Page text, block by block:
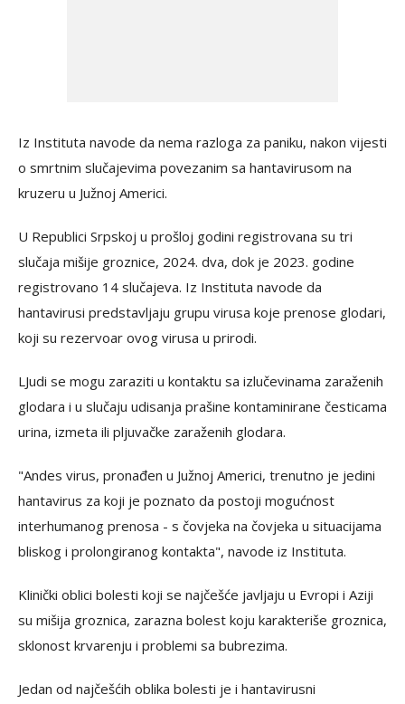
Iz Instituta navode da nema razloga za paniku, nakon vijesti
o smrtnim slučajevima povezanim sa hantavirusom na
kruzeru u Južnoj Americi.
U Republici Srpskoj u prošloj godini registrovana su tri
slučaja mišije groznice, 2024. dva, dok je 2023. godine
registrovano 14 slučajeva. Iz Instituta navode da
hantavirusi predstavljaju grupu virusa koje prenose glodari,
koji su rezervoar ovog virusa u prirodi.
LJudi se mogu zaraziti u kontaktu sa izlučevinama zaraženih
glodara i u slučaju udisanja prašine kontaminirane česticama
urina, izmeta ili pljuvačke zaraženih glodara.
"Andes virus, pronađen u Južnoj Americi, trenutno je jedini
hantavirus za koji je poznato da postoji mogućnost
interhumanog prenosa - s čovjeka na čovjeka u situacijama
bliskog i prolongiranog kontakta", navode iz Instituta.
Klinički oblici bolesti koji se najčešće javljaju u Evropi i Aziji
su mišija groznica, zarazna bolest koju karakteriše groznica,
sklonost krvarenju i problemi sa bubrezima.
Jedan od najčešćih oblika bolesti je i hantavirusni